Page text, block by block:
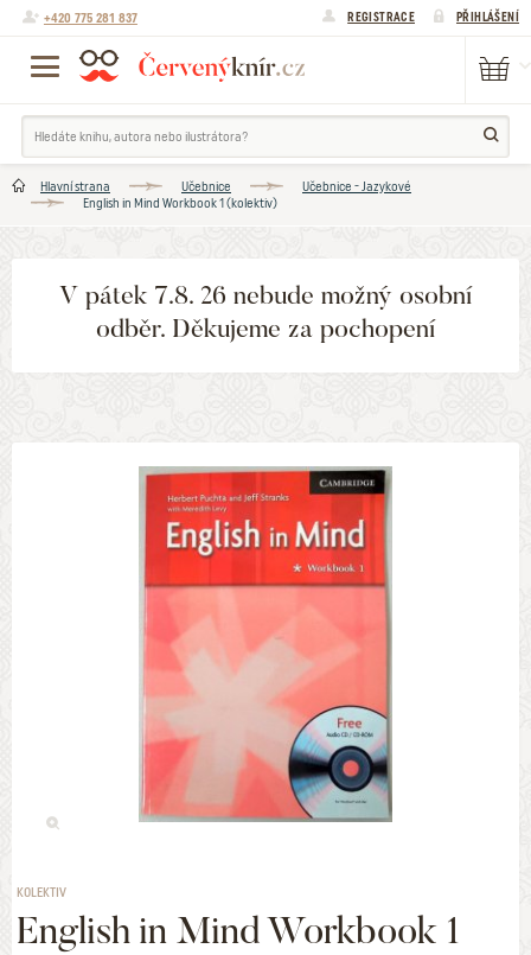
+420 775 281 837 REGISTRACE PŘIHLÁŠENÍ
Hlavní strana Učebnice
Učebnice - Jazykové
English in Mind Workbook 1 (kolektiv)
V pátek 7.8. 26 nebude možný osobní
odběr. Děkujeme za pochopení
KOLEKTIV
English in Mind Workbook 1